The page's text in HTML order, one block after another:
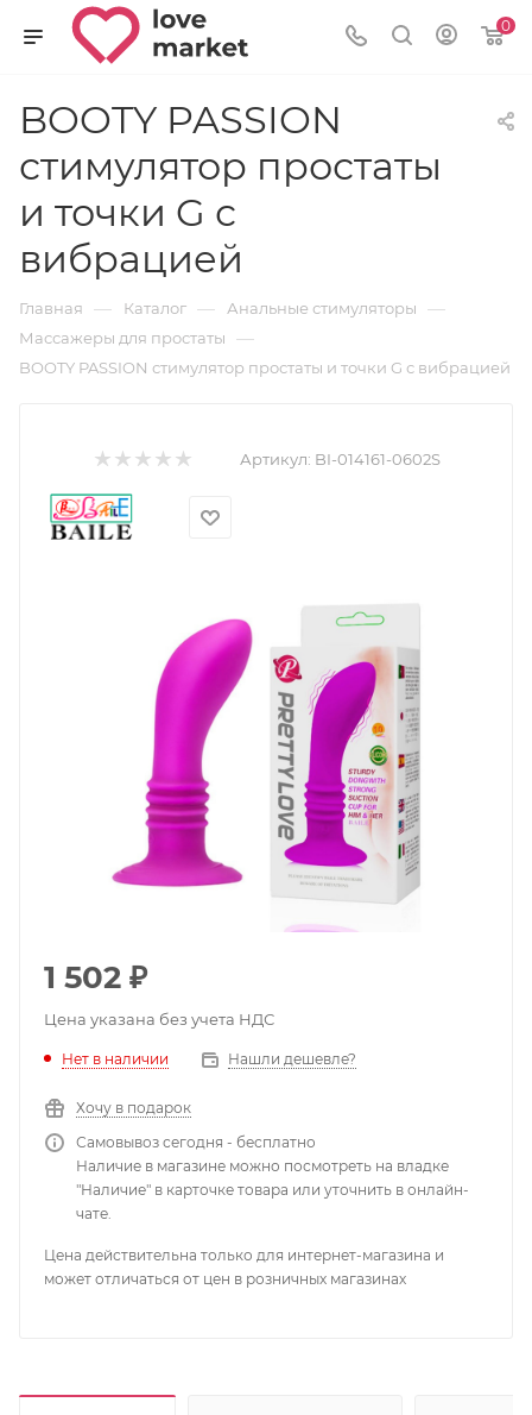
0
BOOTY PASSION
стимулятор простаты
и точки G с
вибрацией
Главная — Каталог — Анальные стимуляторы —
Массажеры для простаты —
BOOTY PASSION стимулятор простаты и точки G с вибрацией
Артикул: BI-014161-0602S
1 502 ₽
Цена указана без учета НДС
Нет в наличии Нашли дешевле?
Хочу в подарок
Самовывоз сегодня - бесплатно
Наличие в магазине можно посмотреть на владке
"Наличие" в карточке товара или уточнить в онлайн-
чате.
Цена действительна только для интернет-магазина и
может отличаться от цен в розничных магазинах